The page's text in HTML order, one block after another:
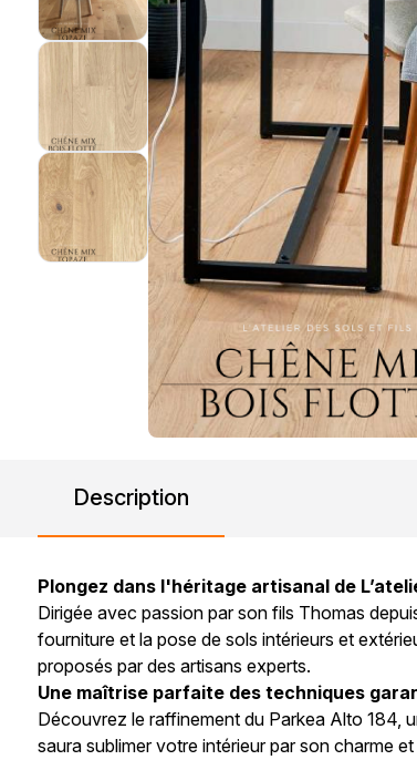
Description
Plongez dans l'héritage artisanal de
Dirigée avec passion par son fils Thomas
fourniture et la pose de sols intérieurs et
proposés par des artisans experts.
Une maîtrise parfaite des techniques
Découvrez le raffinement du Parkea Alto 184,
saura sublimer votre intérieur par son charme